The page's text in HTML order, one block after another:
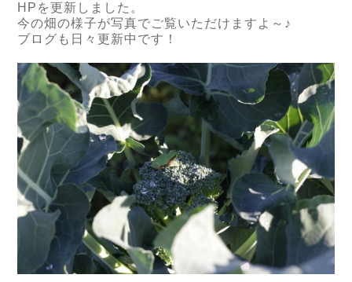
HPを更新しました。
今の畑の様子が写真でご覧いただけますよ～♪
ブログも日々更新中です！